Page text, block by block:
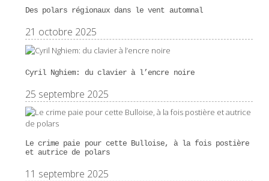
Des polars régionaux dans le vent automnal
21 octobre 2025
Cyril Nghiem: du clavier à l’encre noire
25 septembre 2025
Le crime paie pour cette Bulloise, à la fois postière
et autrice de polars
11 septembre 2025